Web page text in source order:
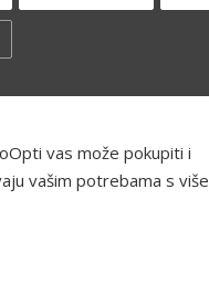
vas može pokupiti i
vašim potrebama s više